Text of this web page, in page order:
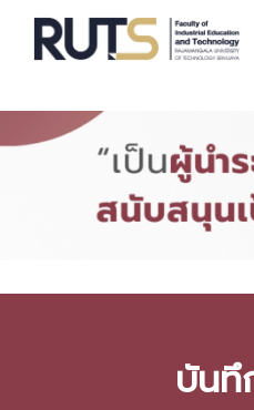
content
บันทึ